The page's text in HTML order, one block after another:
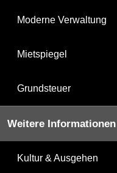
Moderne Verwaltung
Mietspiegel
Grundsteuer
Weitere Informationen
Kultur & Ausgehen